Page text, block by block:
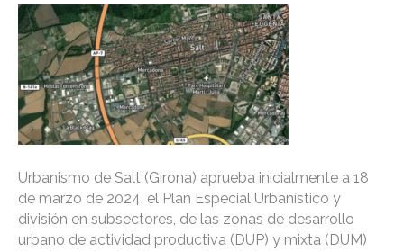
Urbanismo de Salt (Girona) aprueba inicialmente a 18
de marzo de 2024, el Plan Especial Urbanístico y
división en subsectores, de las zonas de desarrollo
urbano de actividad productiva (DUP) y mixta (DUM)